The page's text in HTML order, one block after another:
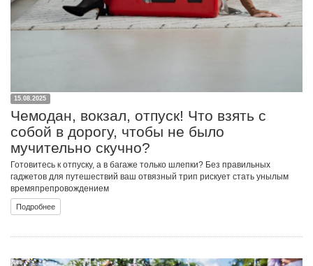
15.08.2025
Чемодан, вокзал, отпуск! Что взять с
собой в дорогу, чтобы не было
мучительно скучно?
Готовитесь к отпуску, а в багаже только шлепки? Без правильных
гаджетов для путешествий ваш отвязный трип рискует стать унылым
времяпрепровождением
Подробнее